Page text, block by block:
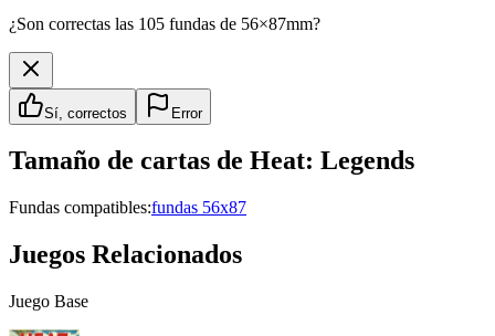
¿Son correctas las 105 fundas de 56×87mm?
Sí, correctos Error
Tamaño de cartas de Heat: Legends
Fundas compatibles:fundas 56x87
Juegos Relacionados
Juego Base